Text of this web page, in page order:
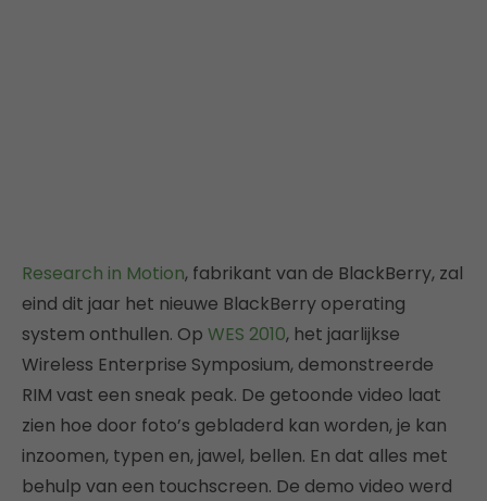
Research in Motion, fabrikant van de BlackBerry, zal
eind dit jaar het nieuwe BlackBerry operating
system onthullen. Op WES 2010, het jaarlijkse
Wireless Enterprise Symposium, demonstreerde
RIM vast een sneak peak. De getoonde video laat
zien hoe door foto’s gebladerd kan worden, je kan
inzoomen, typen en, jawel, bellen. En dat alles met
behulp van een touchscreen. De demo video werd